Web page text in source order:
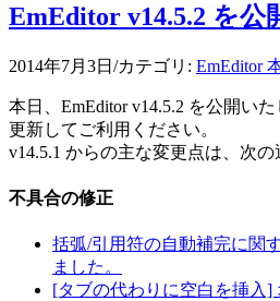
EmEditor v14.5.2 を公
2014年7月3日 /カテゴリ: EmEditor
本日、EmEditor v14.5.2 を公開い
更新してご利用ください。
v14.5.1 からの主な変更点は、次の
不具合の修正
括弧/引用符の自動補完に関
ました。
[タブの代わりに空白を挿入]